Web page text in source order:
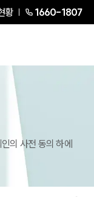
황 1660-1807
의 사전 동의 하에